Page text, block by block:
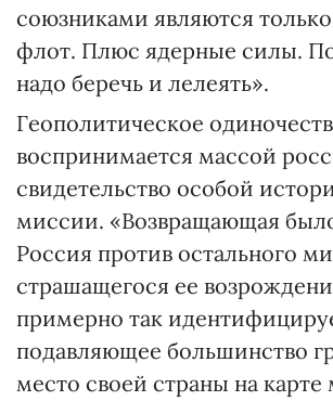
союзниками являются
флот. Плюс ядерные силы.
надо беречь и лелеять».
Геополитическое
воспринимается массой
свидетельство особой
миссии. «Возвращающая
Россия против остального
страшащегося ее
примерно так
подавляющее большинство
место своей страны на карте